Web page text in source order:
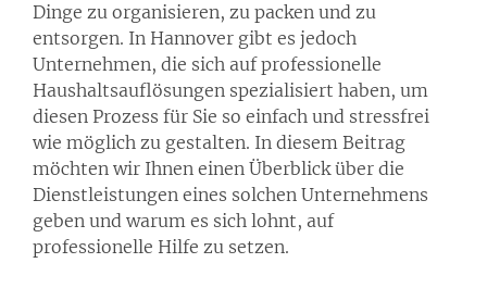
Dinge zu organisieren, zu packen und zu
entsorgen. In Hannover gibt es jedoch
Unternehmen, die sich auf professionelle
Haushaltsauflösungen spezialisiert haben, um
diesen Prozess für Sie so einfach und stressfrei
wie möglich zu gestalten. In diesem Beitrag
möchten wir Ihnen einen Überblick über die
Dienstleistungen eines solchen Unternehmens
geben und warum es sich lohnt, auf
professionelle Hilfe zu setzen.